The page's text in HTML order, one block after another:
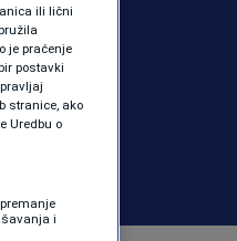
ili lični
je praćenje
postavki
stranice, ako
Uredbu o
i